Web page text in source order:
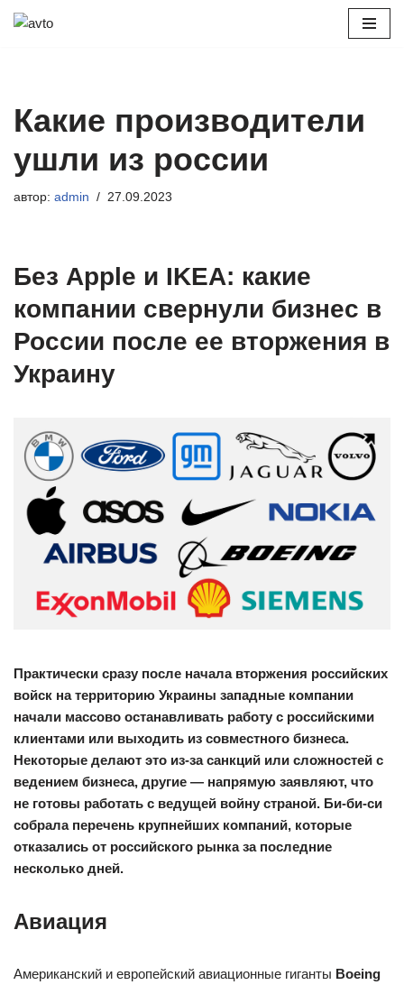
Какие производители
ушли из россии
автор: admin 27.09.2023
Без Apple и IKEA: какие
компании свернули бизнес в
России после ее вторжения в
Украину
Практически сразу после начала вторжения российских
войск на территорию Украины западные компании
начали массово останавливать работу с российскими
клиентами или выходить из совместного бизнеса.
Некоторые делают это из-за санкций или сложностей с
ведением бизнеса, другие — напрямую заявляют, что
не готовы работать с ведущей войну страной. Би-би-си
собрала перечень крупнейших компаний, которые
отказались от российского рынка за последние
несколько дней.
Авиация
Американский и европейский авиационные гиганты Boeing